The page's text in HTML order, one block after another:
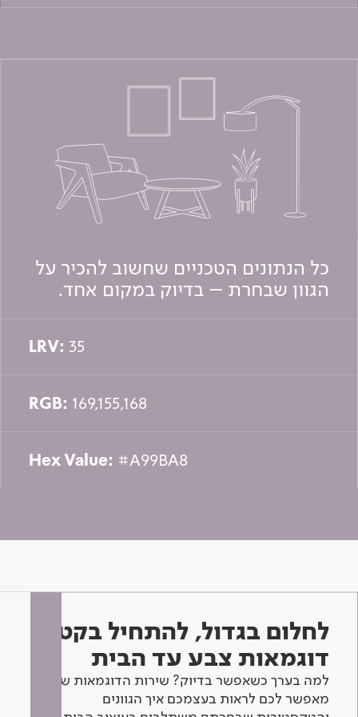
כל הנתונים הטכניים שחשוב להכיר על
הגוון שבחרת – בדיוק במקום אחד.
LRV: 35
RGB: 169,155,168
Hex Value: #A99BA8
לחלום בגדול, להתחיל בקטן -
דוגמאות צבע עד הבית
למה בערך כשאפשר בדיוק? שירות הדוגמאות שלנו
מאפשר לכם לראות בעצמכם איך הגוונים